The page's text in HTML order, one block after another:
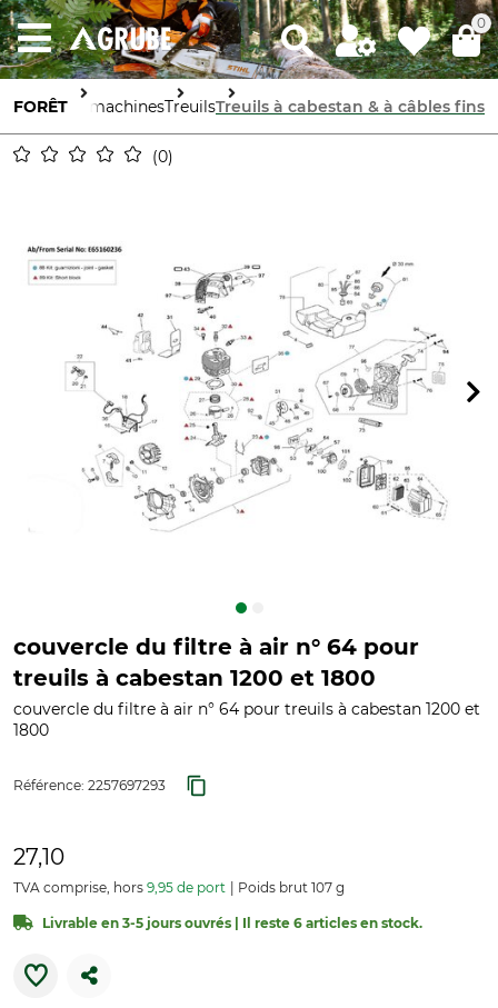
0
FORÊTet machinesTreuilsTreuils à cabestan & à câbles fins
0
couvercle du filtre à air n° 64 pour
treuils à cabestan 1200 et 1800
couvercle du filtre à air n° 64 pour treuils à cabestan 1200 et
1800
Référence: 2257697293
27,10
TVA comprise, hors 9,95 de port Poids brut 107 g
Livrable en 3-5 jours ouvrés | Il reste 6 articles en stock.